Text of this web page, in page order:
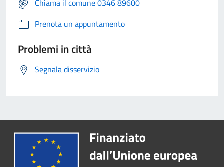
Chiama il comune 0346 89600
Prenota un appuntamento
Problemi in città
Segnala disservizio